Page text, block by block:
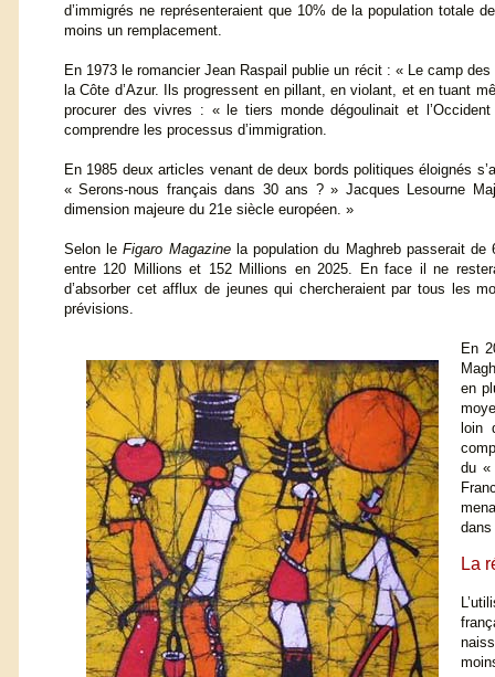
d’immigrés ne représenteraient que 10% de la population totale
moins un remplacement.
En 1973 le romancier Jean Raspail publie un récit : « Le camp
la Côte d’Azur. Ils progressent en pillant, en violant, et en tuant
procurer des vivres : « le tiers monde dégoulinait et
comprendre les processus d’immigration.
En 1985 deux articles venant de deux bords politiques éloignés
« Serons-nous français dans 30 ans ? » Jacques Lesourne
dimension majeure du 21e siècle européen. »
Selon leFigaro Magazinela population du Maghreb passerait de
entre 120 Millions et 152 Millions en 2025. En face il ne
d’absorber cet afflux de jeunes qui chercheraient par tous les
prévisions.
En
en
loin
du «
dans
La